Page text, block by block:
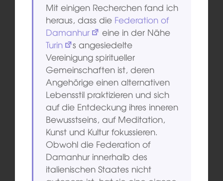
Mit einigen Recherchen fand ich
heraus, dass die Federation of
Damanhur
eine in der Nähe
Turin
s angesiedelte
Vereinigung spiritueller
Gemeinschaften ist, deren
Angehörige einen alternativen
Lebensstil praktizieren und sich
auf die Entdeckung ihres inneren
Bewusstseins, auf Meditation,
Kunst und Kultur fokussieren.
Obwohl die Federation of
Damanhur innerhalb des
italienischen Staates nicht